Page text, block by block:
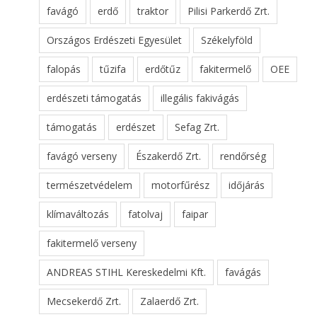
favágó erdő traktor Pilisi Parkerdő Zrt.
Országos Erdészeti Egyesület Székelyföld
falopás tűzifa erdőtűz fakitermelő OEE
erdészeti támogatás illegális fakivágás
támogatás erdészet Sefag Zrt.
favágó verseny Északerdő Zrt. rendőrség
természetvédelem motorfűrész időjárás
klímaváltozás fatolvaj faipar
fakitermelő verseny
ANDREAS STIHL Kereskedelmi Kft. favágás
Mecsekerdő Zrt. Zalaerdő Zrt.